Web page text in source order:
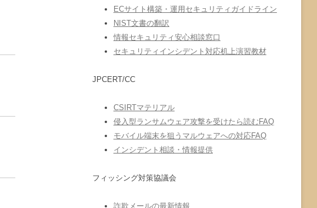
ECサイト構築・運用セキュリティガイドライン
NIST文書の翻訳
情報セキュリティ安心相談窓口
セキュリティインシデント対応机上演習教材
JPCERT/CC
CSIRTマテリアル
侵入型ランサムウェア攻撃を受けたら読むFAQ
モバイル端末を狙うマルウェアへの対応FAQ
インシデント相談・情報提供
フィッシング対策協議会
詐欺メールの最新情報